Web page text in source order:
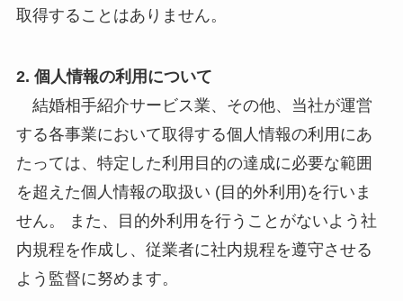
取得することはありません。
2. 個人情報の利用について
結婚相手紹介サービス業、その他、当社が運営
する各事業において取得する個人情報の利用にあ
たっては、特定した利用目的の達成に必要な範囲
を超えた個人情報の取扱い (目的外利用)を行いま
せん。 また、目的外利用を行うことがないよう社
内規程を作成し、従業者に社内規程を遵守させる
よう監督に努めます。